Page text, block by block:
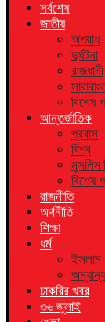
সর্বশেষ
জাতীয়
অপরাধ
দুর্ঘটনা
রাজধানী
বিশেষ
আন্তর্জাতিক
প্রবাস
বিশ্ব
মুসলিম
বিশেষ
রাজনীতি
অর্থনীতি
শিক্ষা
ধর্ম
ইসলাম
চাকরির খবর
৩৬ জুলাই